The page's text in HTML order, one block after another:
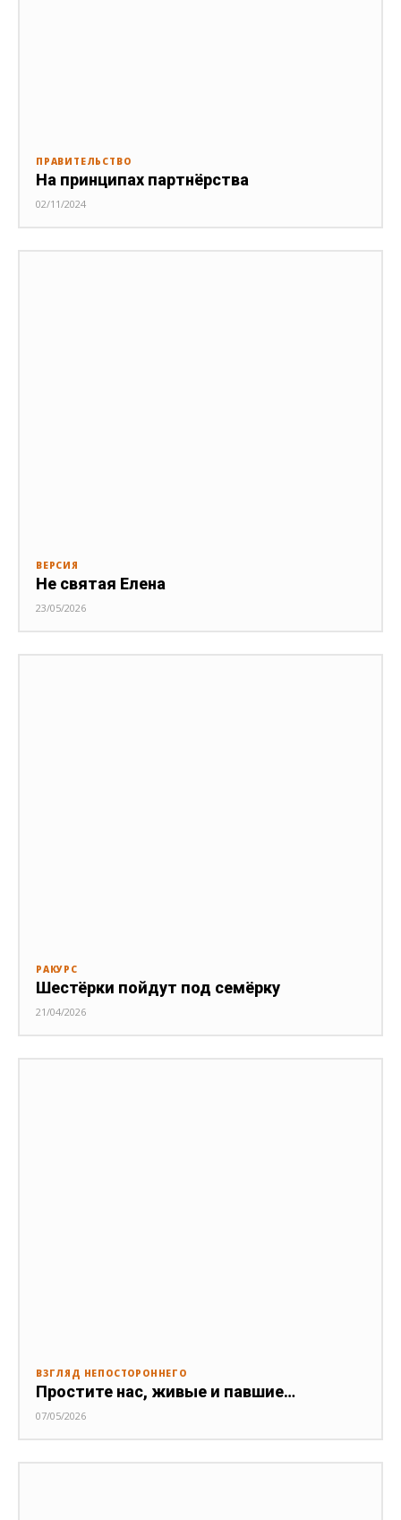
ПРАВИТЕЛЬСТВО
На принципах партнёрства
02/11/2024
ВЕРСИЯ
Не святая Елена
23/05/2026
РАКУРС
Шестёрки пойдут под семёрку
21/04/2026
ВЗГЛЯД НЕПОСТОРОННЕГО
Простите нас, живые и павшие…
07/05/2026